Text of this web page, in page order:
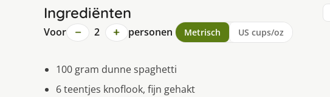
Ingrediënten
Voor − 2 + personen Metrisch US cups/oz
100 gram dunne spaghetti
6 teentjes knoflook, fijn gehakt